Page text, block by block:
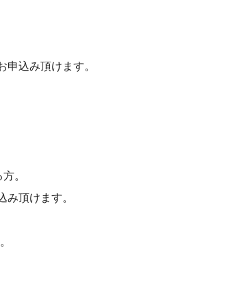
込み頂けます。
。
み頂けます。